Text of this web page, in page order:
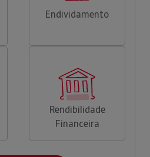
Endividamento
Rendibilidade
Financeira